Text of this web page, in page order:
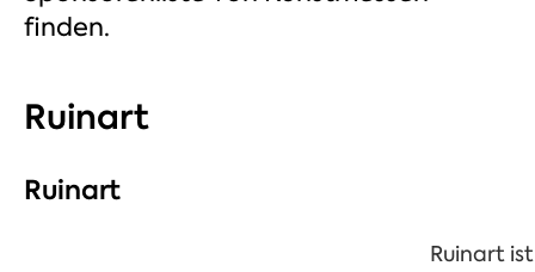
finden.
Ruinart
Ruinart
Ruinart